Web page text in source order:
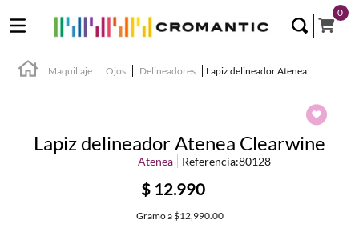
0
Maquillaje Ojos Delineadores Lapiz delineador Atenea
Lapiz delineador Atenea Clearwine
Atenea Referencia:80128
$ 12.990
Gramoa $12,990.00